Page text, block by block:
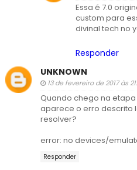
Essa é 7.0
custom para
divinal tech no
Responder
UNKNOWN
13 de fevereiro de 2017 às
Quando chego na
aparece o erro descrito
resolver?
error: no devices/
Responder